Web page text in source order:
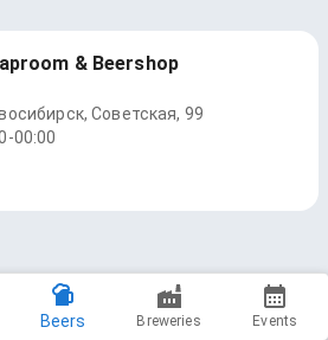
& Beershop
Советская, 99
00:00
Beers Breweries Events